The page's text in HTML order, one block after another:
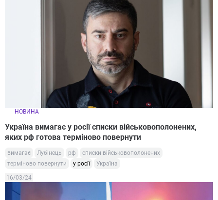
НОВИНА
Україна вимагає у росії списки військовополонених,
яких рф готова терміново повернути
вимагає Лубінець рф
списки військовополонених
терміново повернути
у росії Україна
16/03/24